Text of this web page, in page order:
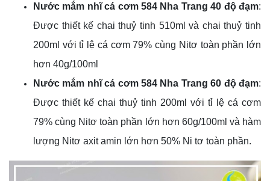
Nước mắm nhĩ cá cơm 584 Nha Trang 40 độ đạm:
Được thiết kế chai thuỷ tinh 510ml và chai thuỷ tinh
200ml với tỉ lệ cá cơm 79% cùng Nitơ toàn phần lớn
hơn 40g/100ml
Nước mắm nhĩ cá cơm 584 Nha Trang 60 độ đạm:
Được thiết kế chai thuỷ tinh 200ml với tỉ lệ cá cơm
79% cùng Nitơ toàn phần lớn hơn 60g/100ml và hàm
lượng Nitơ axit amin lớn hơn 50% Ni tơ toàn phần.